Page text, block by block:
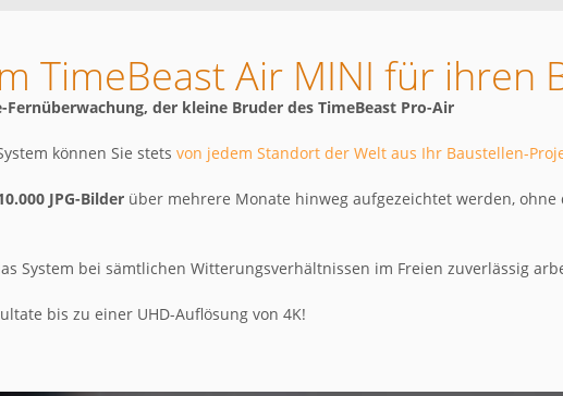
TimeBeast Air MINI für ihren
der kleine Bruder des TimeBeast Pro-Air
können Sie stets von jedem Standort der Welt aus Ihr Baustellen-
JPG-Bilder über mehrere Monate hinweg aufgezeichtet werden,
System bei sämtlichen Witterungsverhältnissen im Freien zuverlässig
bis zu einer UHD-Auflösung von 4K!